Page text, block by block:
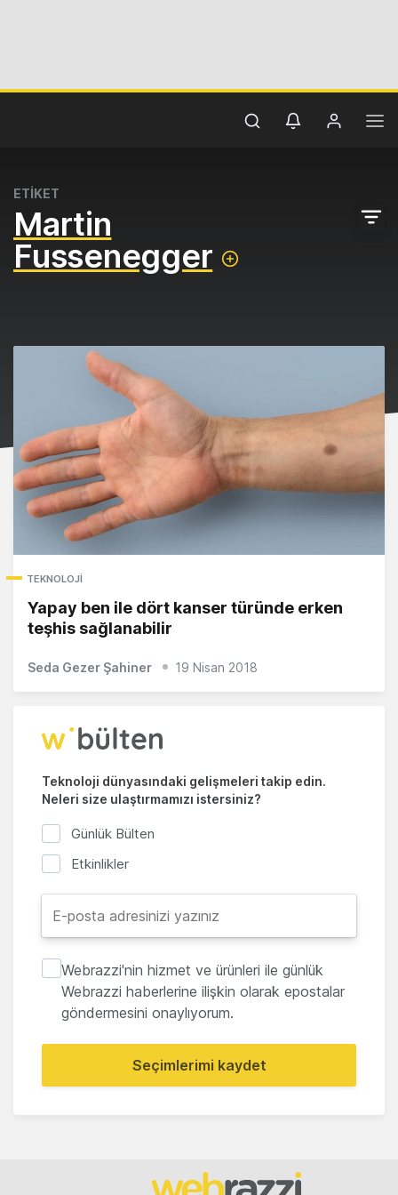
ETİKET
Martin
Fussenegger
TEKNOLOJI
Yapay ben ile dört kanser türünde erken
teşhis sağlanabilir
Seda Gezer Şahiner 19 Nisan 2018
Teknoloji dünyasındaki gelişmeleri takip edin.
Neleri size ulaştırmamızı istersiniz?
Günlük Bülten
Etkinlikler
Webrazzi'nin hizmet ve ürünleri ile günlük
Webrazzi haberlerine ilişkin olarak epostalar
göndermesini onaylıyorum.
Seçimlerimi kaydet